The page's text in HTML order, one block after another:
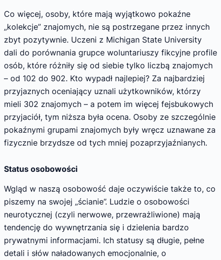
Co więcej, osoby, które mają wyjątkowo pokaźne
„kolekcje” znajomych, nie są postrzegane przez innych
zbyt pozytywnie. Uczeni z Michigan State University
dali do porównania grupce woluntariuszy fikcyjne profile
osób, które różniły się od siebie tylko liczbą znajomych
– od 102 do 902. Kto wypadł najlepiej? Za najbardziej
przyjaznych oceniający uznali użytkowników, którzy
mieli 302 znajomych – a potem im więcej fejsbukowych
przyjaciół, tym niższa była ocena. Osoby ze szczególnie
pokaźnymi grupami znajomych były wręcz uznawane za
fizycznie brzydsze od tych mniej pozaprzyjaźnianych.
Status osobowości
Wgląd w naszą osobowość daje oczywiście także to, co
piszemy na swojej „ścianie”. Ludzie o osobowości
neurotycznej (czyli nerwowe, przewrażliwione) mają
tendencję do wywnętrzania się i dzielenia bardzo
prywatnymi informacjami. Ich statusy są długie, pełne
detali i słów naładowanych emocjonalnie, o